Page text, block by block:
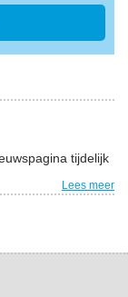
tijdelijk
Lees meer